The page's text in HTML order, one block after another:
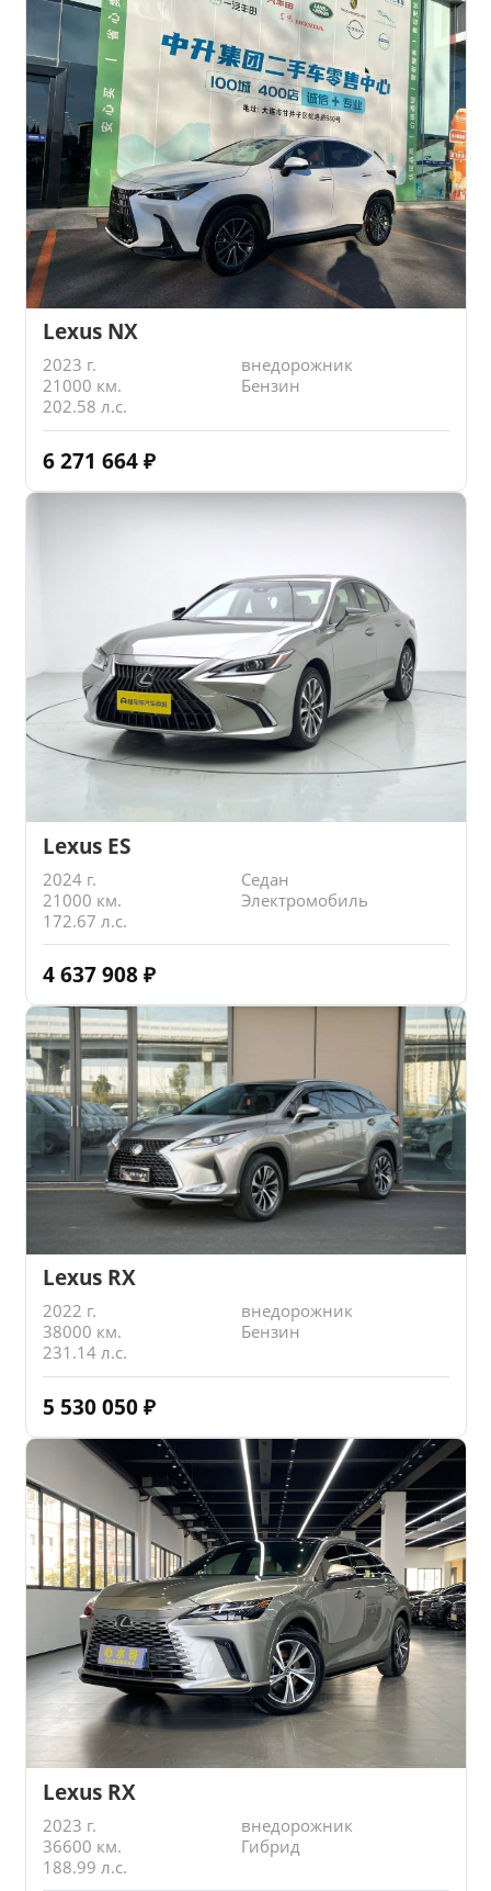
Lexus NX
2023 г.
внедорожник
21000 км.
Бензин
202.58 л.с.
6 271 664 ₽
Lexus ES
2024 г.
Седан
21000 км.
Электромобиль
172.67 л.с.
4 637 908 ₽
Lexus RX
2022 г.
внедорожник
38000 км.
Бензин
231.14 л.с.
5 530 050 ₽
Lexus RX
2023 г.
внедорожник
36600 км.
Гибрид
188.99 л.с.